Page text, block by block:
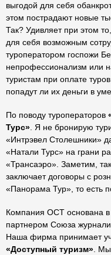
выгодой для себя
этом пострадают новые
Так? Удивляет при этом
для себя возможным
туроператором госпожи
непрофессионализм или
туристам при оплате
попадут ли их деньги в
По поводу туроператоров
Турс» . Я не бронирую
«Интрэвел Столешники»
«Натали Турс» на грани
«Трансаэро». Заметим,
заключает договоры с
«Панорама Тур», то есть
Компания ОСТ основана в
партнером Союза
Наша фирма принимает
«Доступный туризм» .